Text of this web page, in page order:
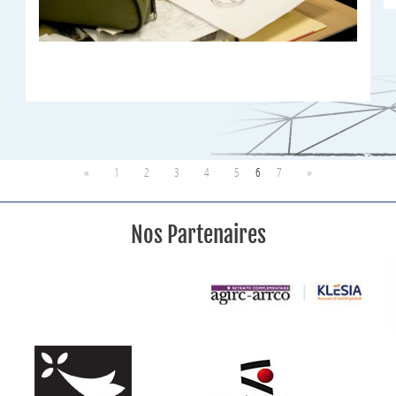
« 1 2 3 4 5 6 7 »
Nos Partenaires